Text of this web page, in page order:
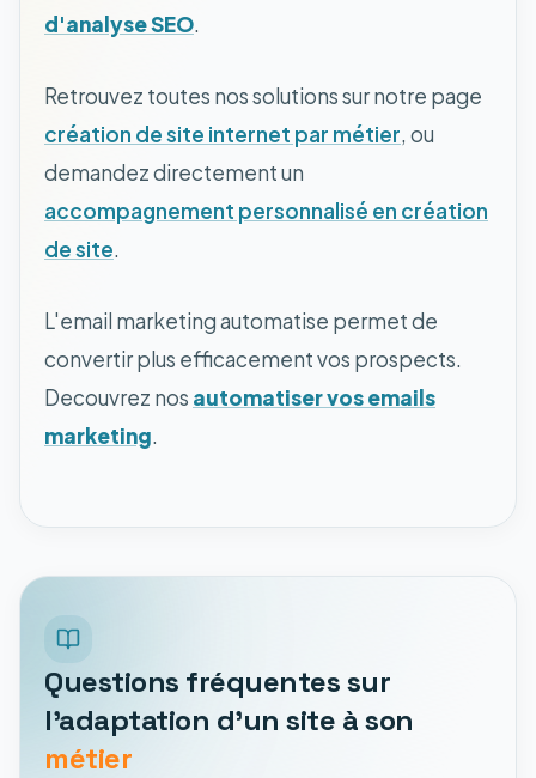
d'analyse SEO.
Retrouvez toutes nos solutions sur notre page
création de site internet par métier, ou
demandez directement un
accompagnement personnalisé en création
de site.
L'email marketing automatise permet de
convertir plus efficacement vos prospects.
Decouvrez nos automatiser vos emails
marketing.
Questions fréquentes sur
l'adaptation d'un site à son
métier